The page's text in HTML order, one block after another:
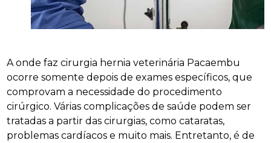
A onde faz cirurgia hernia veterinária Pacaembu
ocorre somente depois de exames específicos, que
comprovam a necessidade do procedimento
cirúrgico. Várias complicações de saúde podem ser
tratadas a partir das cirurgias, como cataratas,
problemas cardíacos e muito mais. Entretanto, é de